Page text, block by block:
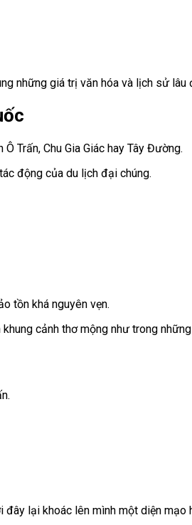
những giá trị văn hóa và lịch sử lâu
Trấn, Chu Gia Giác hay Tây Đường.
động của du lịch đại chúng.
tồn khá nguyên vẹn.
cảnh thơ mộng như trong
đây lại khoác lên mình một diện mạo